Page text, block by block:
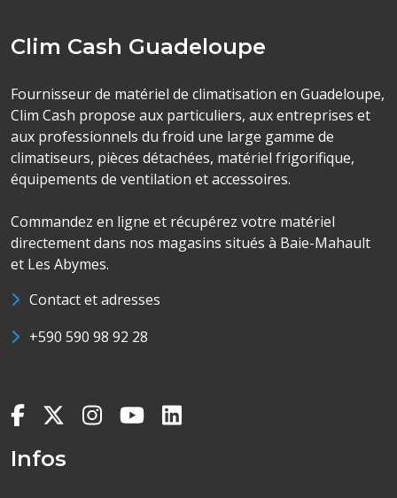
Clim Cash Guadeloupe
Fournisseur de matériel de climatisation en Guadeloupe,
Clim Cash propose aux particuliers, aux entreprises et
aux professionnels du froid une large gamme de
climatiseurs, pièces détachées, matériel frigorifique,
équipements de ventilation et accessoires.
Commandez en ligne et récupérez votre matériel
directement dans nos magasins situés à Baie-Mahault
et Les Abymes.
Contact et adresses
+590 590 98 92 28
Infos